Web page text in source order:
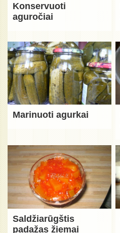
Konservuoti
aguročiai
Marinuoti agurkai
Saldžiarūgštis
padažas žiemai